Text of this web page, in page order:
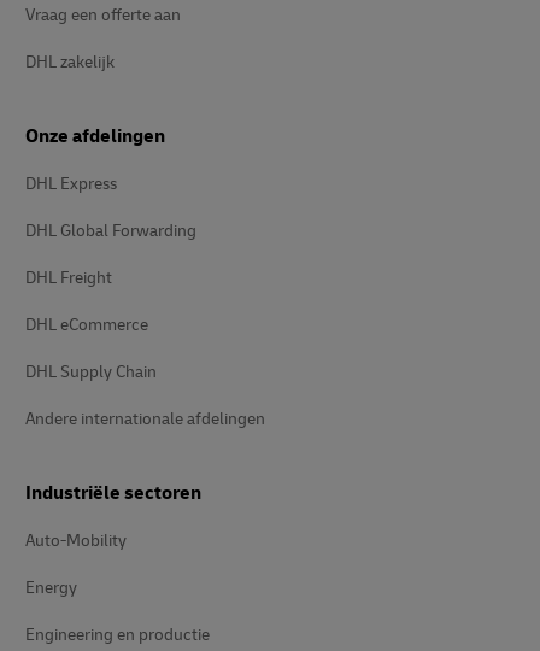
Vraag een offerte aan
DHL zakelijk
Onze afdelingen
DHL Express
DHL Global Forwarding
DHL Freight
DHL eCommerce
DHL Supply Chain
Andere internationale afdelingen
Industriële sectoren
Auto-Mobility
Energy
Engineering en productie